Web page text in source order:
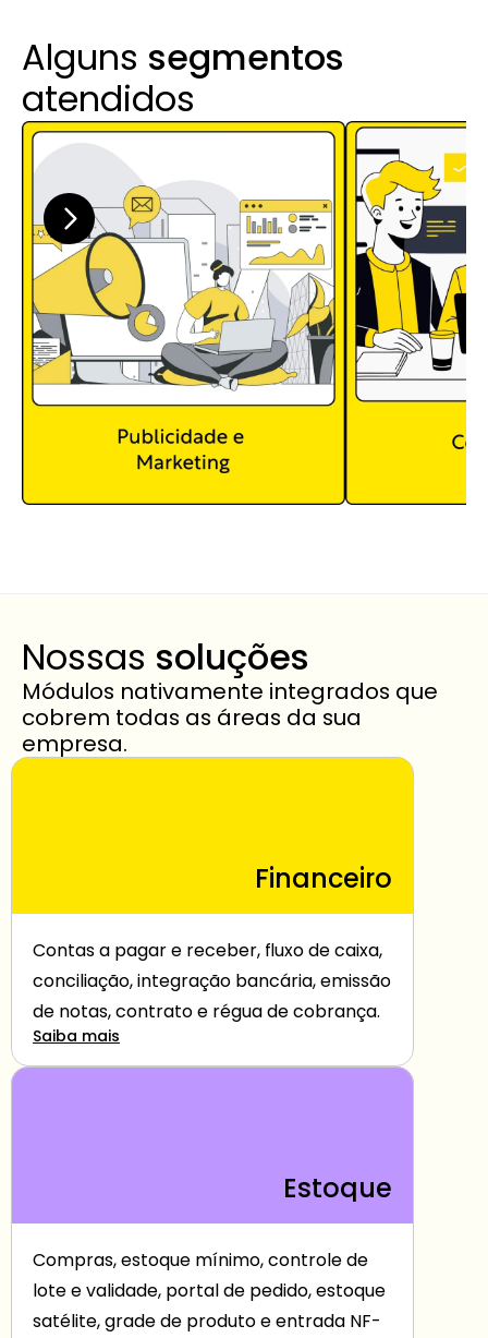
Alguns segmentos
atendidos
Nossas soluções
Módulos nativamente integrados que
cobrem todas as áreas da sua
empresa.
Financeiro
Contas a pagar e receber, fluxo de caixa,
conciliação, integração bancária, emissão
de notas, contrato e régua de cobrança.
Saiba mais
Estoque
Compras, estoque mínimo, controle de
lote e validade, portal de pedido, estoque
satélite, grade de produto e entrada NF-